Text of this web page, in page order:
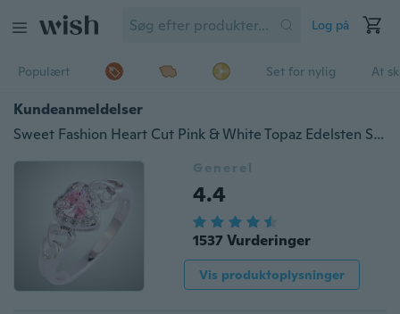
Log på
Populært Set for nylig At
Kundeanmeldelser
Sweet Fashion Heart Cut Pink & White Topaz Edelsten Sølv Ring Størrelse 6 7 8 9 10 11 12 13 Til kvinder Gaver
Generel
4.4
1537 Vurderinger
Vis produktoplysninger